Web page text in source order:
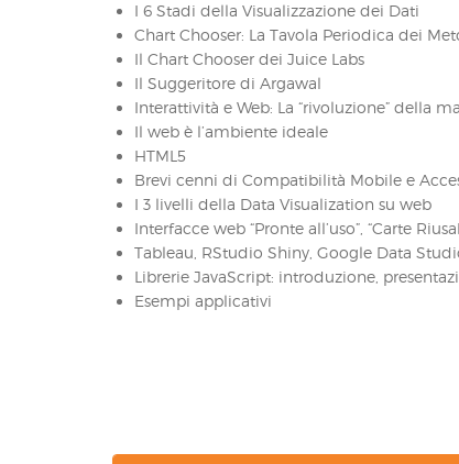
I 6 Stadi della Visualizzazione dei Dati
Chart Chooser: La Tavola Periodica dei
Il Chart Chooser dei Juice Labs
Il Suggeritore di Argawal
Interattività e Web: La “rivoluzione” della
Il web è l’ambiente ideale
HTML5
Brevi cenni di Compatibilità Mobile e
I 3 livelli della Data Visualization su web
Interfacce web “Pronte all’uso”, “Carte
Tableau, RStudio Shiny, Google Data
Librerie JavaScript: introduzione,
Esempi applicativi